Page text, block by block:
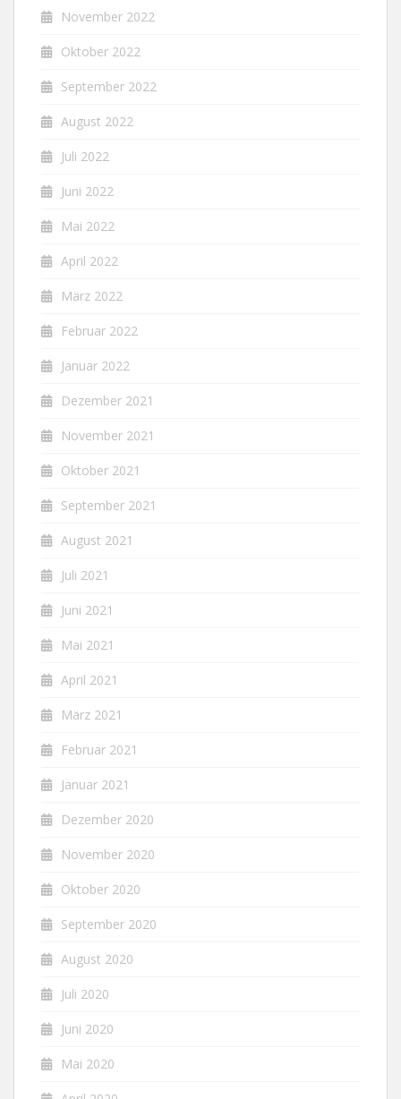
November 2022
Oktober 2022
September 2022
August 2022
Juli 2022
Juni 2022
Mai 2022
April 2022
März 2022
Februar 2022
Januar 2022
Dezember 2021
November 2021
Oktober 2021
September 2021
August 2021
Juli 2021
Juni 2021
Mai 2021
April 2021
März 2021
Februar 2021
Januar 2021
Dezember 2020
November 2020
Oktober 2020
September 2020
August 2020
Juli 2020
Juni 2020
Mai 2020